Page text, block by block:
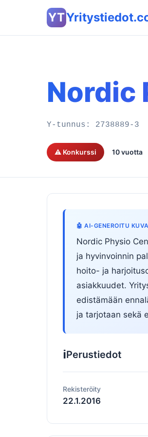
YT
Nordic
Y-tunnus: 2738889-3
⚠️ Konkurssi 10 vuotta
🤖 AI-GENEROITU
Nordic Physio
ja hyvinvoinnin
hoito- ja
asiakkuudet.
edistämään
ja tarjotaan sekä
ℹ️Perustiedot
Rekisteröity
22.1.2016